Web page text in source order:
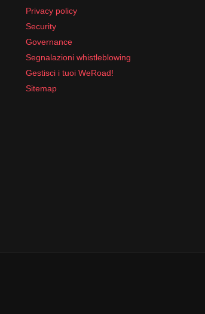
Privacy policy
Security
Governance
Segnalazioni whistleblowing
Gestisci i tuoi WeRoad!
Sitemap